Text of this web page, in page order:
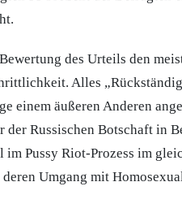
des Urteils den
Alles
einem äußeren Anderen
der Russischen Botschaft in
Pussy Riot-Prozess im
Umgang mit